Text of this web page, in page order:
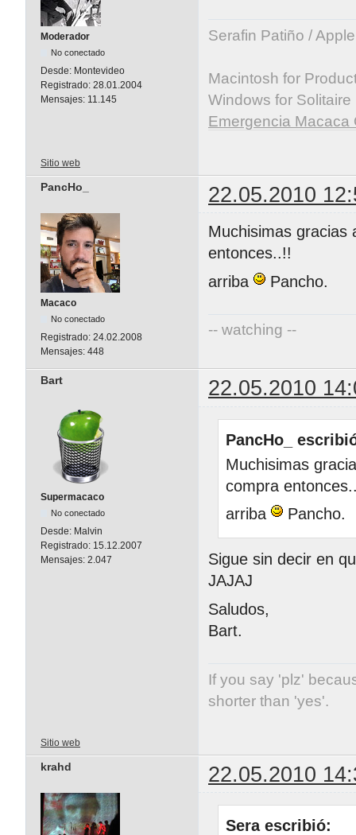
Moderador
No conectado
Desde: Montevideo
Registrado: 28.01.2004
Mensajes: 11.145
Serafin Patiño /
Macintosh for
Windows for Solitaire
Emergencia Macaca
Sitio web
PancHo_ 22.05.2010
Macaco
No conectado
Registrado: 24.02.2008
Mensajes: 448
Muchisimas gracias
entonces..!!
arriba
Pancho.
-- watching --
Bart 22.05.2010
Supermacaco
No conectado
Desde: Malvin
Registrado: 15.12.2007
Mensajes: 2.047
PancHo_
Muchisimas
compra
arriba
Pancho.
Sigue sin decir en
JAJAJ
Saludos,
Bart.
If you say 'plz'
shorter than 'yes'.
Sitio web
krahd 22.05.2010
Sera escribió: